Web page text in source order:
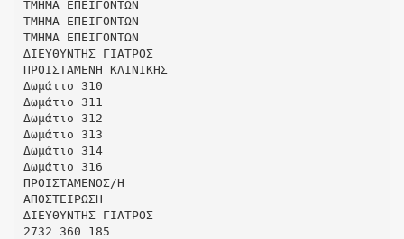
ΤΜΗΜΑ ΕΠΕΙΓΟΝΤΩΝ
ΤΜΗΜΑ ΕΠΕΙΓΟΝΤΩΝ
ΤΜΗΜΑ ΕΠΕΙΓΟΝΤΩΝ
∆ΙΕΥΘΥΝΤΗΣ ΓΙΑΤΡΟΣ
ΠΡΟΙΣΤΑΜΕΝΗ ΚΛΙΝΙΚΗΣ
Δωμάτιο 310
Δωμάτιο 311
Δωμάτιο 312
Δωμάτιο 313
Δωμάτιο 314
Δωμάτιο 316
ΠΡΟΙΣΤΑΜΕΝΟΣ/Η
ΑΠΟΣΤΕΙΡΩΣΗ
∆ΙΕΥΘΥΝΤΗΣ ΓΙΑΤΡΟΣ
2732 360 185